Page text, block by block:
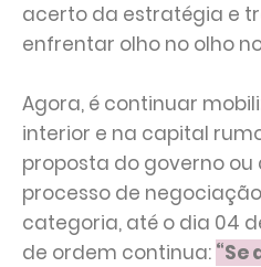
acerto da estratégia e
enfrentar olho no olho
Agora, é continuar
interior e na capital
proposta do governo
processo de
categoria, até o dia 04
de ordem continua: “Se